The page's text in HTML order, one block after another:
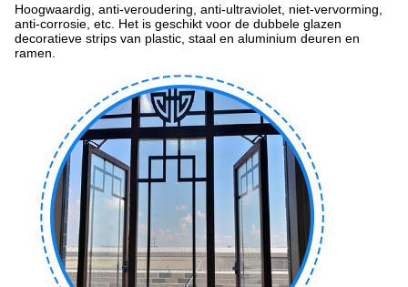
Hoogwaardig, anti-veroudering, anti-ultraviolet, niet-vervorming,
anti-corrosie, etc. Het is geschikt voor de dubbele glazen
decoratieve strips van plastic, staal en aluminium deuren en
ramen.